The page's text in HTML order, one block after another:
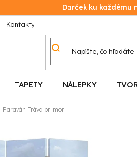
Darček ku každému
Kontakty
TAPETY NÁLEPKY
Paraván Tráva pri mori